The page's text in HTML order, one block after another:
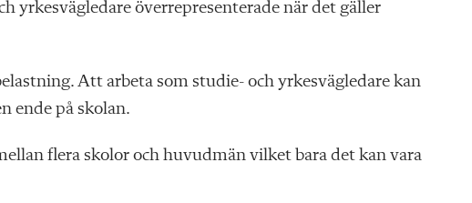
yrkesvägledare överrepresenterade när det gäller
Att arbeta som studie- och yrkesvägledare kan
ende på skolan.
flera skolor och huvudmän vilket bara det kan vara